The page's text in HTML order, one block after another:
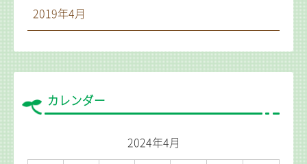
2019年4月
カレンダー
2024年4月